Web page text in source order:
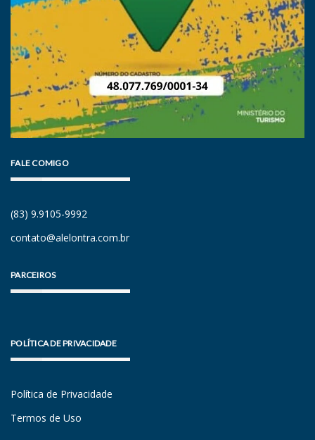
FALE COMIGO
(83) 9.9105-9992
contato@alelontra.com.br
PARCEIROS
POLÍTICA DE PRIVACIDADE
Política de Privacidade
Termos de Uso